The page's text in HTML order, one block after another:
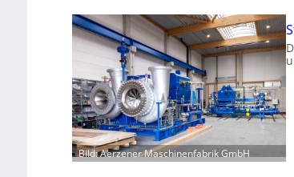
Bild: Aerzener Maschinenfabrik GmbH